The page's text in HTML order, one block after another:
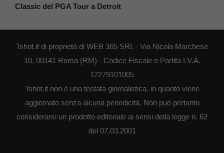
Classic del PGA Tour a Detroit
Tshot.it di proprietà di WEB 365 SRL - Via Nicola Marchese
10, 00141 Roma (RM) - Codice Fiscale e Partita I.V.A.
12279101005
Tshot.it non è una testata giornalistica, in quanto viene
aggiornato senza alcuna periodicità. Non può pertanto
considerarsi un prodotto editoriale ai sensi della legge n. 62
del 07.03.2001